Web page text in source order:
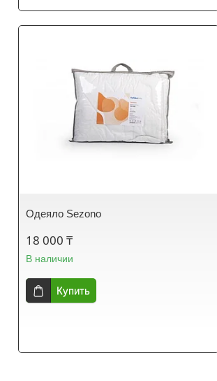
Одеяло Sezono
18 000 ₸
В наличии
Купить